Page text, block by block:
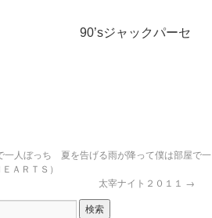
ックパーセ
一人ぼっち 夏を告げる雨が降って僕は部屋で一
ＡＲＴＳ）
太宰ナイト２０１１ →